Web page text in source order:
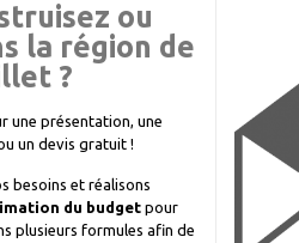
ou
la région de
?
une présentation, une
un devis gratuit !
besoins et réalisons
du budgetpour
plusieurs formules afin de